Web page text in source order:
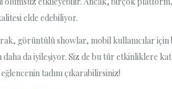
elde edebiliyor.
görüntülü showlar, mobil kullanıcılar
daha da iyileşiyor. Siz de bu tür etkinliklere
tadını çıkarabilirsiniz!